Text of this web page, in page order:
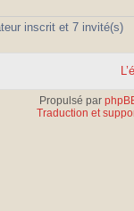
inscrit et 7 invité(s)
Propulsé par
Traduction et